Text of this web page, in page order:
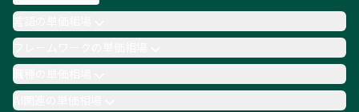
職種の単価相場
AI関連の単価相場